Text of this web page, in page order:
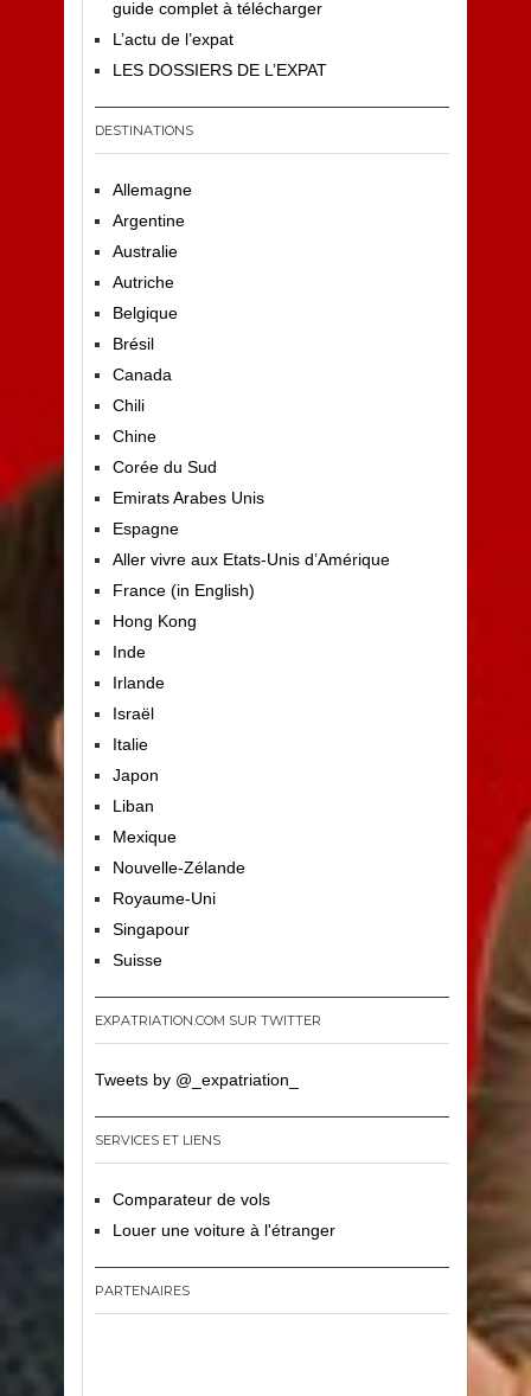
guide complet à télécharger
L’actu de l’expat
LES DOSSIERS DE L’EXPAT
DESTINATIONS
Allemagne
Argentine
Australie
Autriche
Belgique
Brésil
Canada
Chili
Chine
Corée du Sud
Emirats Arabes Unis
Espagne
Aller vivre aux Etats-Unis d’Amérique
France (in English)
Hong Kong
Inde
Irlande
Israël
Italie
Japon
Liban
Mexique
Nouvelle-Zélande
Royaume-Uni
Singapour
Suisse
EXPATRIATION.COM SUR TWITTER
Tweets by @_expatriation_
SERVICES ET LIENS
Comparateur de vols
Louer une voiture à l'étranger
PARTENAIRES